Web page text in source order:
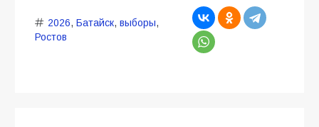
2026, Батайск, выборы,
Ростов